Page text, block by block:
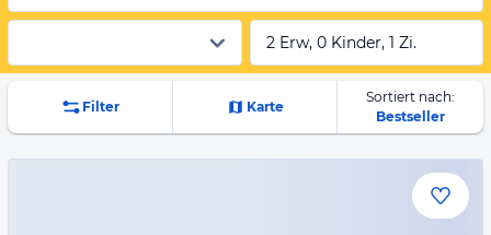
2 Erw, 0 Kinder, 1 Zi.
Filter Karte
Sortiert nach:
Bestseller